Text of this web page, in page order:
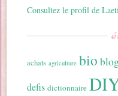
Consultez le profil de
achats agriculture bio
defis dictionnaire